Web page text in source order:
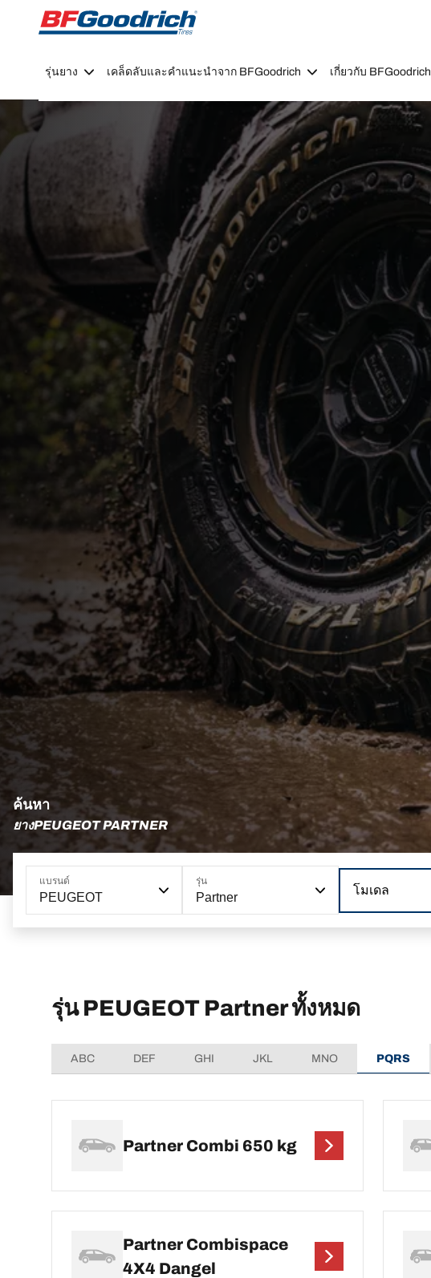
Go to page content
Go to page navigation
รุ่นยาง เคล็ดลับและคำแนะนำจาก BFGoodrich เกี่ยวกับ BFGoodrich
ค้นหา
ยางPEUGEOT PARTNER
แบรนด์
PEUGEOT
รุ่น
Partner
โมเดล
รุ่น PEUGEOT Partner ทั้งหมด
ABC DEF GHI JKL MNO PQRS
Partner Combi 650 kg
Partner Combispace
4X4 Dangel